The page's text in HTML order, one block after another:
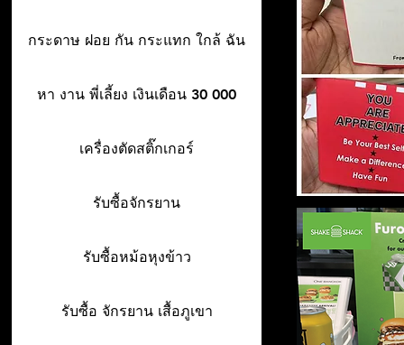
กระดาษ ฝอย กัน กระแทก ใกล้ ฉัน
หา งาน พี่เลี้ยง เงินเดือน 30 000
เครื่องตัดสติ๊กเกอร์
รับซื้อจักรยาน
รับซื้อหม้อหุงข้าว
รับซื้อ จักรยาน เสื้อภูเขา